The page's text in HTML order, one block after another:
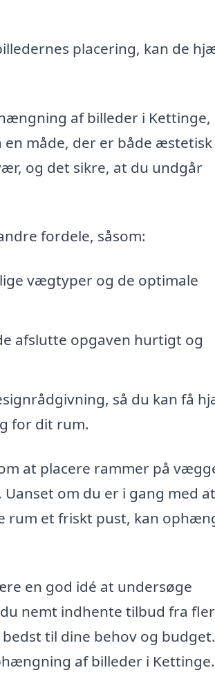
placering, kan de
af billeder i Kettinge,
måde, der er både æstetisk
og det sikre, at du undgår
fordele, såsom:
vægtyper og de optimale
afslutte opgaven hurtigt og
så du kan få
for dit rum.
at placere rammer på
om du er i gang med at
rum et friskt pust, kan
en god idé at undersøge
nemt indhente tilbud fra
til dine behov og
af billeder i Kettinge.